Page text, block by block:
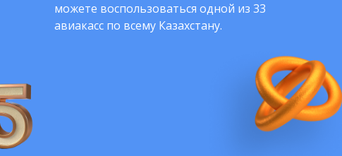
можете воспользоваться одной из 33
авиакасс по всему Казахстану.